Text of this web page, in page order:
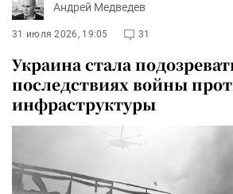
Андрей Медведев
31 июля 2026, 19:05 31
Украина стала
последствиях войны
инфраструктуры